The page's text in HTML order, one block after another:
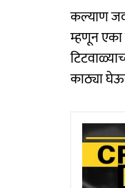
कल्याण
म्हणून एका
काठ्या